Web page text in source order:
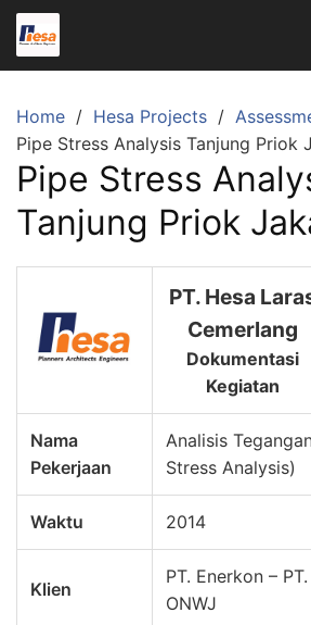
Skip
content
Home Hesa Projects
Pipe Stress Analysis Tanjung Priok
Pipe Stress
Tanjung Priok
PT. Hesa
Cemerlang
Dokumentasi
Kegiatan
Nama
Pekerjaan
Analisis
Stress Analysis)
Waktu 2014
Klien
PT. Enerkon –
ONWJ